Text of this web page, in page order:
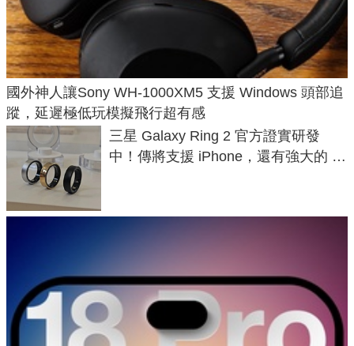
國外神人讓Sony WH-1000XM5 支援 Windows 頭部追
蹤，延遲極低玩模擬飛行超有感
三星 Galaxy Ring 2 官方證實研發
中！傳將支援 iPhone，還有強大的 AI